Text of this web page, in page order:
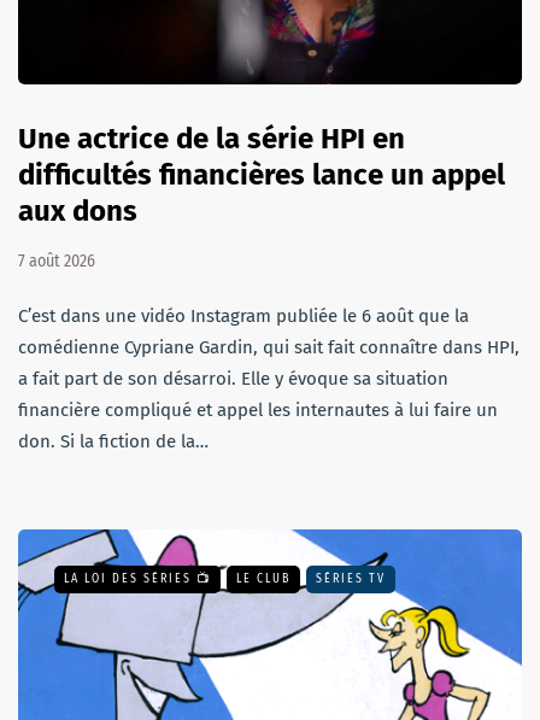
Une actrice de la série HPI en
difficultés financières lance un appel
aux dons
7 août 2026
C’est dans une vidéo Instagram publiée le 6 août que la
comédienne Cypriane Gardin, qui sait fait connaître dans HPI,
a fait part de son désarroi. Elle y évoque sa situation
financière compliqué et appel les internautes à lui faire un
don. Si la fiction de la…
LA LOI DES SÉRIES 📺 LE CLUB SÉRIES TV